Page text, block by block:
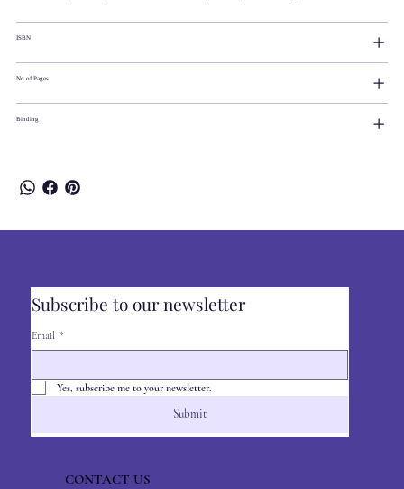
ISBN
No.of Pages
Binding
Subscribe to our newsletter
Email *
Yes, subscribe me to your newsletter.
Submit
CONTACT US